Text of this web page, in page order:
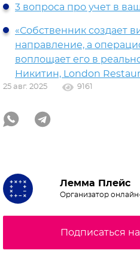
3 вопроса про учет в
«Собственник создает
направление, а
воплощает его в
Никитин, London
25 авг. 2025 9161
Лемма Плейс
Организатор
Подписаться